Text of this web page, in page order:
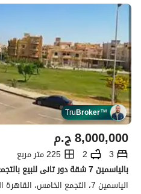
TruBroker™
ج.م8,000,000
3
2
225 متر مربع
الياسمين 7، التجمع الخامس، القاهرة الجديدة، القاهرة